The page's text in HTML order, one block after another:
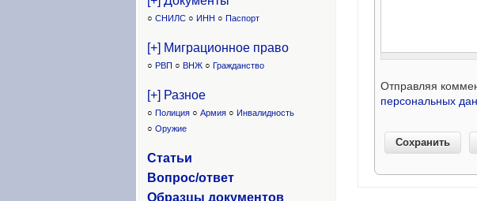
Отправляя
персональных
○ СНИЛС ○ ИНН ○ Паспорт
[+] Миграционное право
○ РВП ○ ВНЖ ○ Гражданство
[+] Разное
○ Полиция ○ Армия ○ Инвалидность
○ Оружие
Статьи
Вопрос/ответ
Образцы документов